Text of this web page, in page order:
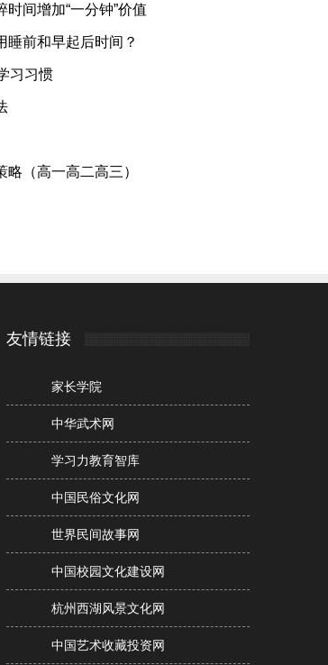
时间增加“一分钟”价值
睡前和早起后时间？
习习惯
略（高一高二高三）
友情链接
家长学院
中华武术网
学习力教育智库
中国民俗文化网
世界民间故事网
中国校园文化建设网
杭州西湖风景文化网
中国艺术收藏投资网